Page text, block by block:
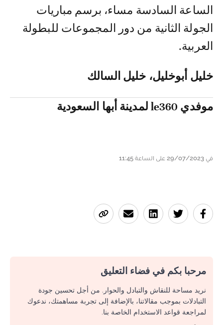
الساعة السادسة مساء، برسم مباريات
الجولة الثانية من دور المجموعات للبطولة
العربية.
خليل أبوخليل، خليل السالك
موفدي le360 لمدينة أبها السعودية
في 29/07/2023 على الساعة 11:45
مرحبا بكم في فضاء التعليق
نريد مساحة للنقاش والتبادل والحوار. من أجل تحسين جودة
التبادلات بموجب مقالاتنا، بالإضافة إلى تجربة مساهمتك، ندعوك
لمراجعة قواعد الاستخدام الخاصة بنا.